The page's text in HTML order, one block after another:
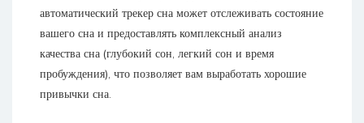
автоматический трекер сна может отслеживать состояние
вашего сна и предоставлять комплексный анализ
качества сна (глубокий сон, легкий сон и время
пробуждения), что позволяет вам выработать хорошие
привычки сна.